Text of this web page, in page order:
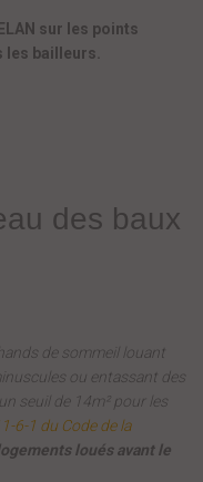
sur les points
les bailleurs.
des baux
de sommeil louant
ou entassant des
seuil de 14m² pour les
6-1 du Code de la
loués avant le